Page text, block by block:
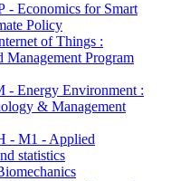
- Economics for Smart
Policy
of Things :
Management Program
- Energy Environment :
& Management
- M1 - Applied
statistics